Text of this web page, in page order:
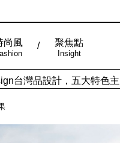
尚風 聚焦點
Insight
創時尚，領略潮流趨勢